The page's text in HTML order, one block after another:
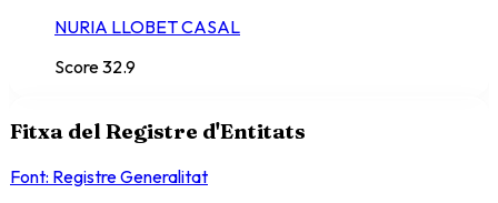
NURIA LLOBET CASAL
Score32.9
Fitxa del Registre d'Entitats
Font: Registre Generalitat